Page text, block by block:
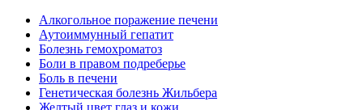
Алкогольное поражение печени
Аутоиммунный гепатит
Болезнь гемохроматоз
Боли в правом подреберье
Боль в печени
Генетическая болезнь Жильбера
Желтый цвет глаз и кожи